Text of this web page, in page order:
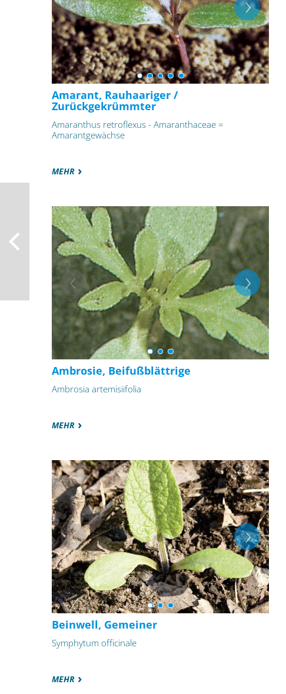
Amarant, Rauhaariger /
Zurückgekrümmter
Amaranthus retroflexus - Amaranthaceae =
Amarantgewächse
MEHR
Ambrosie, Beifußblättrige
Ambrosia artemisiifolia
MEHR
Beinwell, Gemeiner
Symphytum officinale
MEHR